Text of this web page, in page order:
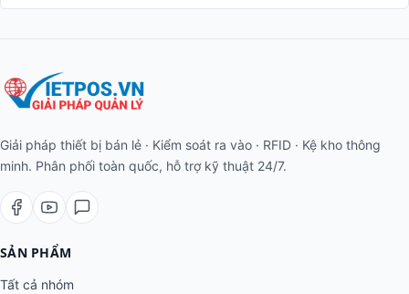
Giải pháp thiết bị bán lẻ · Kiểm soát ra vào · RFID · Kệ kho thông
minh. Phân phối toàn quốc, hỗ trợ kỹ thuật 24/7.
SẢN PHẨM
Tất cả nhóm